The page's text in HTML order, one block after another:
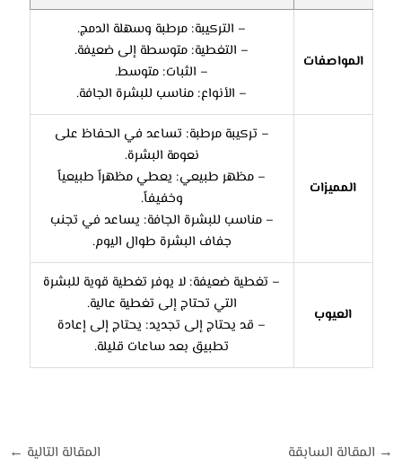
المواصفات
– التركيبة: مرطبة وسهلة الدمج.
– التغطية: متوسطة إلى ضعيفة.
– الثبات: متوسط.
– الأنواع: مناسب للبشرة الجافة.
المميزات
– تركيبة مرطبة: تساعد في الحفاظ على
نعومة البشرة.
– مظهر طبيعي: يعطي مظهراً طبيعياً
وخفيفاً.
– مناسب للبشرة الجافة: يساعد في تجنب
جفاف البشرة طوال اليوم.
العيوب
– تغطية ضعيفة: لا يوفر تغطية قوية للبشرة
التي تحتاج إلى تغطية عالية.
– قد يحتاج إلى تجديد: يحتاج إلى إعادة
تطبيق بعد ساعات قليلة.
→ المقالة السابقة المقالة التالية ←